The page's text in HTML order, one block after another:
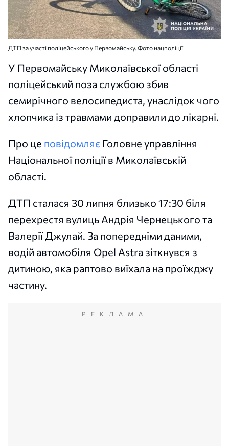
ДТП за участі поліцейського у Первомайську. Фото нацполіції
У Первомайську Миколаївської області
поліцейський поза службою збив
семирічного велосипедиста, унаслідок чого
хлопчика із травмами доправили до лікарні.
Про це повідомляє Головне управління
Національної поліції в Миколаївській
області.
ДТП сталася 30 липня близько 17:30 біля
перехрестя вулиць Андрія Чернецького та
Валерії Джулай. За попередніми даними,
водій автомобіля Opel Astra зіткнувся з
дитиною, яка раптово виїхала на проїжджу
частину.
РЕКЛАМА